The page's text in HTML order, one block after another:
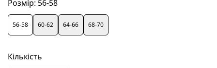
Розмір: 56-58
56-58 60-62 64-66 68-70
Кількість